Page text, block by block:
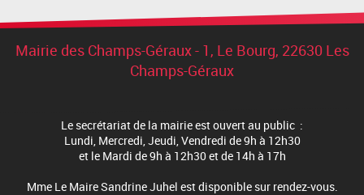
Mairie des Champs-Géraux - 1, Le Bourg, 22630 Les
Champs-Géraux
Le secrétariat de la mairie est ouvert au public :
Lundi, Mercredi, Jeudi, Vendredi de 9h à 12h30
et le Mardi de 9h à 12h30 et de 14h à 17h
Mme Le Maire Sandrine Juhel est disponible sur rendez-vous.